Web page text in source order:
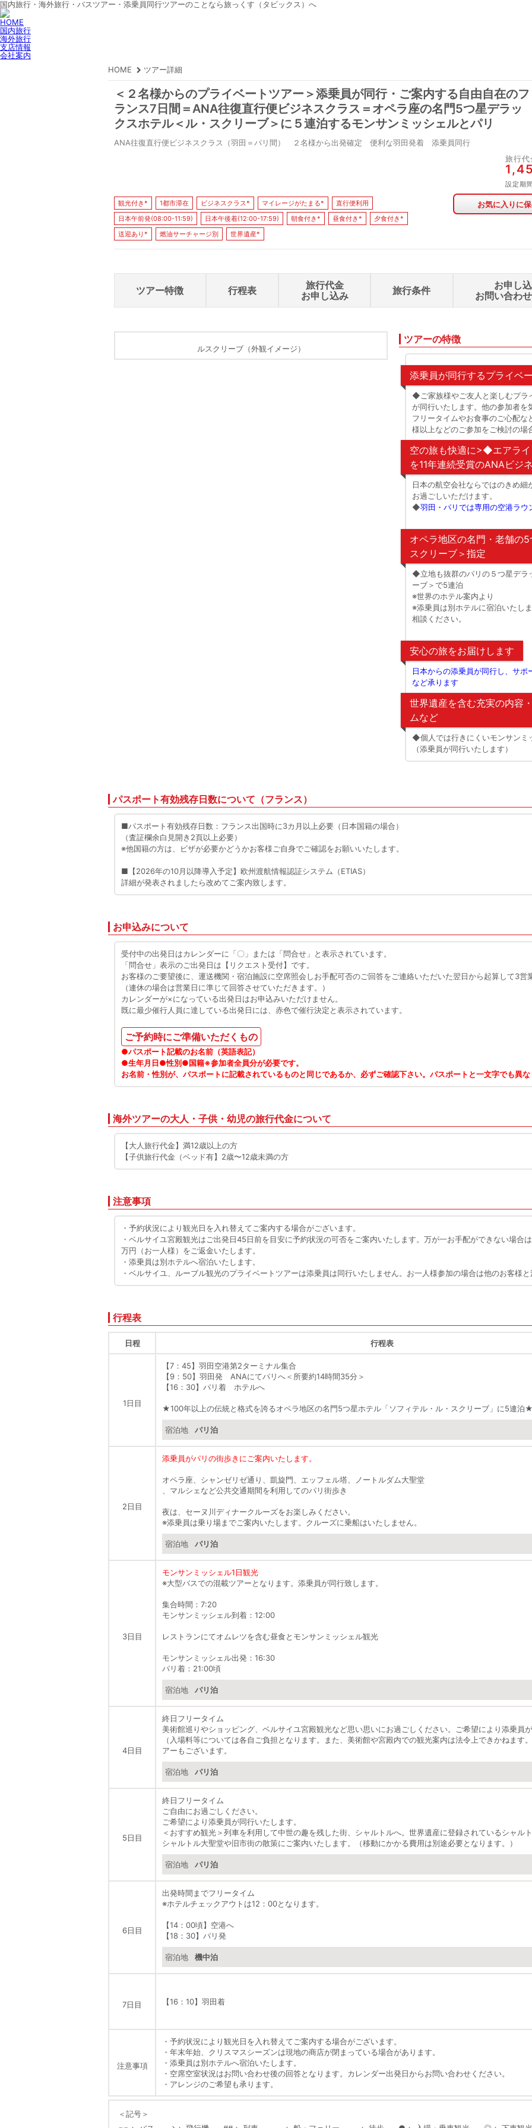
国内旅行・海外旅行・バスツアー・添乗員同行ツアーのことなら旅っくす（タビックス）へ
HOME
国内旅行
海外旅行
支店情報
会社案内
HOME
ツアー詳細
＜２名様からのプライベートツアー＞添乗員が同行・ご案内する自由自在のフ
ランス7日間＝ANA往復直行便ビジネスクラス＝オペラ座の名門5つ星デラッ
クスホテル＜ル・スクリーブ＞に５連泊するモンサンミッシェルとパリ
ANA往復直行便ビジネスクラス（羽田＝パリ間） ２名様から出発確定 便利な羽田発着 添乗員同行
旅行代
設定期間
ルスクリーブ（外観イメージ） ANA（ビジネスク
観光付き* 1都市滞在 ビジネスクラス* マイレージがたまる*
直行便利用
日本午前発(08:00-11:59)
日本午後着(12:00-17:59) 朝食付き* 昼食付き*
夕食付き*
送迎あり*
燃油サーチャージ別 世界遺産*
お気に入りに
ツアー特徴 行程表
旅行代金
お申し込み
旅行条件
お申し
お問い合わ
ツアーの特徴
添乗員が同行するプライベ
◆ご家族様やご友人と楽しむプラ
が同行いたします。他の参加者を
フリータイムやお食事のご心配な
様以上などのご参加をご検討の場
空の旅も快適に>◆エアラ
を11年連続受賞のANAビジ
日本の航空会社ならではのきめ
お過ごしいただけます。
◆羽田・パリでは専用の空港ラウ
オペラ地区の名門・老舗の
スクリーブ＞指定
◆立地も抜群のパリの５つ星デラ
ーブ＞で5連泊
※世界のホテル案内より
※添乗員は別ホテルに宿泊いたし
相談ください。
安心の旅をお届けします
日本からの添乗員が同行し、サ
など承ります
世界遺産を含む充実の内容
ムなど
◆個人では行きにくいモンサンミ
（添乗員が同行いたします）
パスポート有効残存日数について（フランス）
■パスポート有効残存日数：フランス出国時に3カ月以上必要（日本国籍の場合）
（査証欄余白見開き2頁以上必要）
※他国籍の方は、ビザが必要かどうかお客様ご自身でご確認をお願いいたします。
■【2026年の10月以降導入予定】欧州渡航情報認証システム（ETIAS）
詳細が発表されましたら改めてご案内致します。
お申込みについて
受付中の出発日はカレンダーに「〇」または「問合せ」と表示されています。
「問合せ」表示のご出発日は【リクエスト受付】です。
お客様のご要望後に、運送機関・宿泊施設に空席照会しお手配可否のご回答をご連絡いただいた翌日から起算して3営
（連休の場合は営業日に準じて回答させていただきます。）
カレンダーが×になっている出発日はお申込みいただけません。
既に最少催行人員に達している出発日には、赤色で催行決定と表示されています。
ご予約時にご準備いただくもの
●パスポート記載のお名前（英語表記）
●生年月日●性別●国籍※参加者全員分が必要です。
お名前・性別が、パスポートに記載されているものと同じであるか、必ずご確認下さい。パスポートと一文字でも異な
海外ツアーの大人・子供・幼児の旅行代金について
【大人旅行代金】満12歳以上の方
【子供旅行代金（ベッド有】2歳〜12歳未満の方
注意事項
・予約状況により観光日を入れ替えてご案内する場合がございます。
・ベルサイユ宮殿観光はご出発日45日前を目安に予約状況の可否をご案内いたします。万が一お手配ができない場合
万円（お一人様）をご返金いたします。
・添乗員は別ホテルへ宿泊いたします。
・ベルサイユ、ルーブル観光のプライベートツアーは添乗員は同行いたしません。お一人様参加の場合は他のお客様と
行程表
日程 行程表
1日目
【7：45】羽田空港第2ターミナル集合
【9：50】羽田発 ANAにてパリへ＜所要約14時間35分＞
【16：30】パリ着 ホテルへ
★100年以上の伝統と格式を誇るオペラ地区の名門5つ星ホテル「ソフィテル・ル・スクリーブ」に5連泊★
宿泊地 パリ泊
2日目
添乗員がパリの街歩きにご案内いたします。
オペラ座、シャンゼリゼ通り、凱旋門、エッフェル塔、ノートルダム大聖堂
、マルシェなど公共交通期間を利用してのパリ街歩き
夜は、セーヌ川ディナークルーズをお楽しみください。
※添乗員は乗り場までご案内いたします。クルーズに乗船はいたしません。
宿泊地 パリ泊
3日目
モンサンミッシェル1日観光
※大型バスでの混載ツアーとなります。添乗員が同行致します。
集合時間：7:20
モンサンミッシェル到着：12:00
レストランにてオムレツを含む昼食とモンサンミッシェル観光
モンサンミッシェル出発：16:30
パリ着：21:00頃
宿泊地 パリ泊
4日目
終日フリータイム
美術館巡りやショッピング、ベルサイユ宮殿観光など思い思いにお過ごしください。ご希望により添乗員が
（入場料等については各自ご負担となります。また、美術館や宮殿内での観光案内は法令上できかねます
アーもございます。
宿泊地 パリ泊
5日目
終日フリータイム
ご自由にお過ごしください。
ご希望により添乗員が同行いたします。
＜おすすめ観光＞列車を利用して中世の趣を残した街、シャルトルへ。世界遺産に登録されているシャル
シャルトル大聖堂や旧市街の散策にご案内いたします。（移動にかかる費用は別途必要となります。）
宿泊地 パリ泊
6日目
出発時間までフリータイム
※ホテルチェックアウトは12：00となります。
【14：00頃】空港へ
【18：30】パリ発
宿泊地 機中泊
7日目 【16：10】羽田着
注意事項
・予約状況により観光日を入れ替えてご案内する場合がございます。
・年末年始、クリスマスシーズンは現地の商店が閉まっている場合があります。
・添乗員は別ホテルへ宿泊いたします。
・空席空室状況はお問い合わせ後の回答となります。カレンダー出発日からお問い合わせください。
・アレンジのご希望も承ります。
＜記号＞